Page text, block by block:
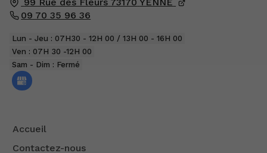
09 70 35 96 36
Lun - Jeu : 07H30 - 12H 00 / 13H 00 - 16H 00
Ven : 07H 30 -12H 00
Sam - Dim : Fermé
Accueil
Contactez-nous